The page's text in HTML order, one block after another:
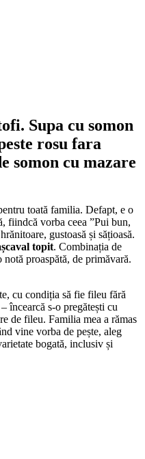
Supa cu somon
rosu fara
somon cu mazare
toată familia. Defapt, e o
fiindcă vorba ceea ”Pui bun,
gustoasă și sățioasă.
topit. Combinația de
proaspătă, de primăvară.
cu condiția să fie fileu fără
încearcă s-o pregătești cu
de fileu. Familia mea a rămas
vine vorba de pește, aleg
bogată, inclusiv și